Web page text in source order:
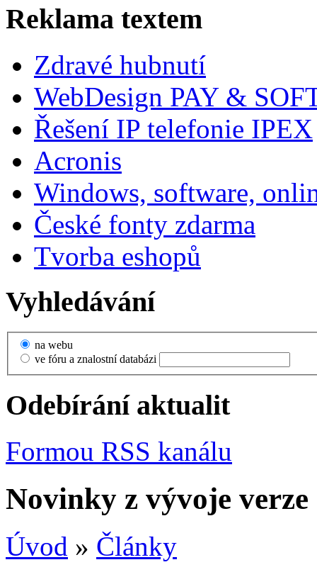
Reklama textem
Zdravé hubnutí
WebDesign PAY &
Řešení IP telefonie IPEX
Acronis
Windows, software,
České fonty zdarma
Tvorba eshopů
Vyhledávání
na webu
ve fóru a znalostní databázi
Odebírání aktualit
Formou RSS kanálu
Novinky z vývoje verze
Úvod » Články